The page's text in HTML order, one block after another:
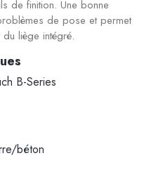
de finition. Une bonne
de pose et permet
liège intégré.
B-Series
béton